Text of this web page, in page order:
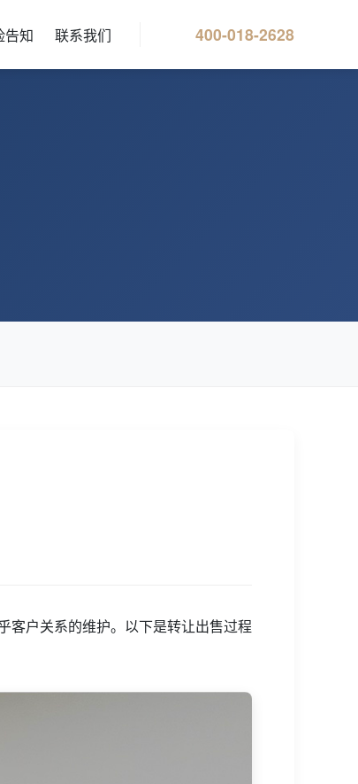
告知 联系我们 400-018-2628
客户关系的维护。以下是转让出售过程